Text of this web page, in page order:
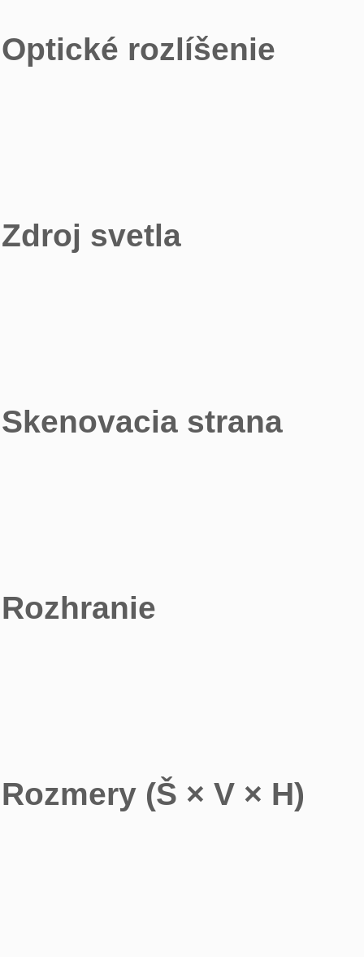
Optické rozlíšenie
Zdroj svetla
Skenovacia strana
Rozhranie
Rozmery (Š × V × H)